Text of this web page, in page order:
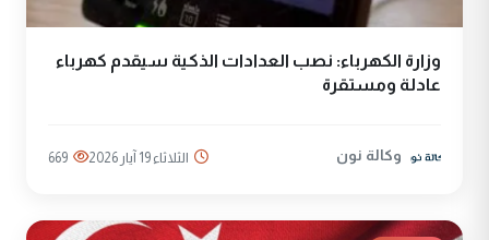
وزارة الكهرباء: نصب العدادات الذكية سيقدم كهرباء
عادلة ومستقرة
وكالة نون الثلاثاء 19 آيار 2026 669